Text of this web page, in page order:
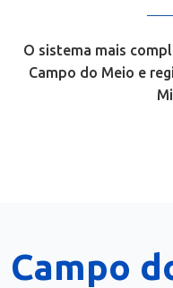
O sistema mais
Campo do Meio e
Campo